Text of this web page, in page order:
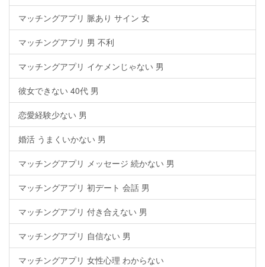
マッチングアプリ 脈あり サイン 女
マッチングアプリ 男 不利
マッチングアプリ イケメンじゃない 男
彼女できない 40代 男
恋愛経験少ない 男
婚活 うまくいかない 男
マッチングアプリ メッセージ 続かない 男
マッチングアプリ 初デート 会話 男
マッチングアプリ 付き合えない 男
マッチングアプリ 自信ない 男
マッチングアプリ 女性心理 わからない